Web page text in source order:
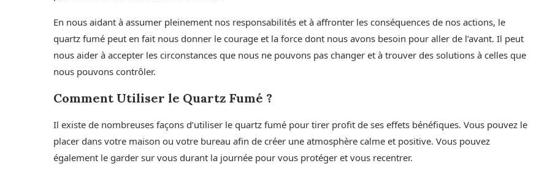
En nous aidant à assumer pleinement nos responsabilités et à affronter les conséquences de nos actions, le
quartz fumé peut en fait nous donner le courage et la force dont nous avons besoin pour aller de l’avant. Il peut
nous aider à accepter les circonstances que nous ne pouvons pas changer et à trouver des solutions à celles que
nous pouvons contrôler.
Comment Utiliser le Quartz Fumé ?
Il existe de nombreuses façons d’utiliser le quartz fumé pour tirer profit de ses effets bénéfiques. Vous pouvez le
placer dans votre maison ou votre bureau afin de créer une atmosphère calme et positive. Vous pouvez
également le garder sur vous durant la journée pour vous protéger et vous recentrer.